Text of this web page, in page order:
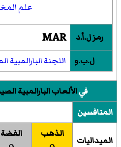
علم
رمز ل.أ.د MAR
ل.ب.و اللجنة البارالمبية
فيالألعاب البارالمبية
المنافسين
الميداليات
الذهب الفضة